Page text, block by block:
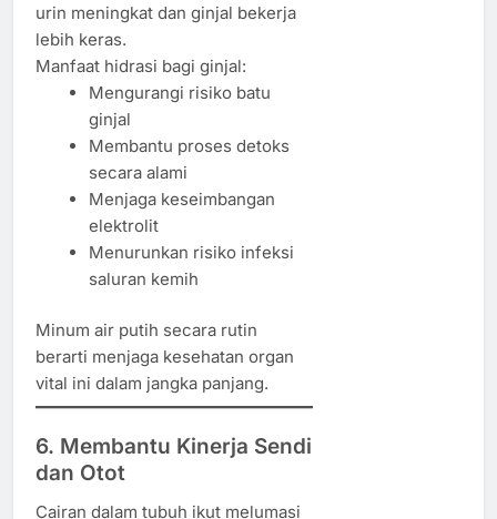
urin meningkat dan ginjal bekerja
lebih keras.
Manfaat hidrasi bagi ginjal:
Mengurangi risiko batu
ginjal
Membantu proses detoks
secara alami
Menjaga keseimbangan
elektrolit
Menurunkan risiko infeksi
saluran kemih
Minum air putih secara rutin
berarti menjaga kesehatan organ
vital ini dalam jangka panjang.
6. Membantu Kinerja Sendi
dan Otot
Cairan dalam tubuh ikut melumasi